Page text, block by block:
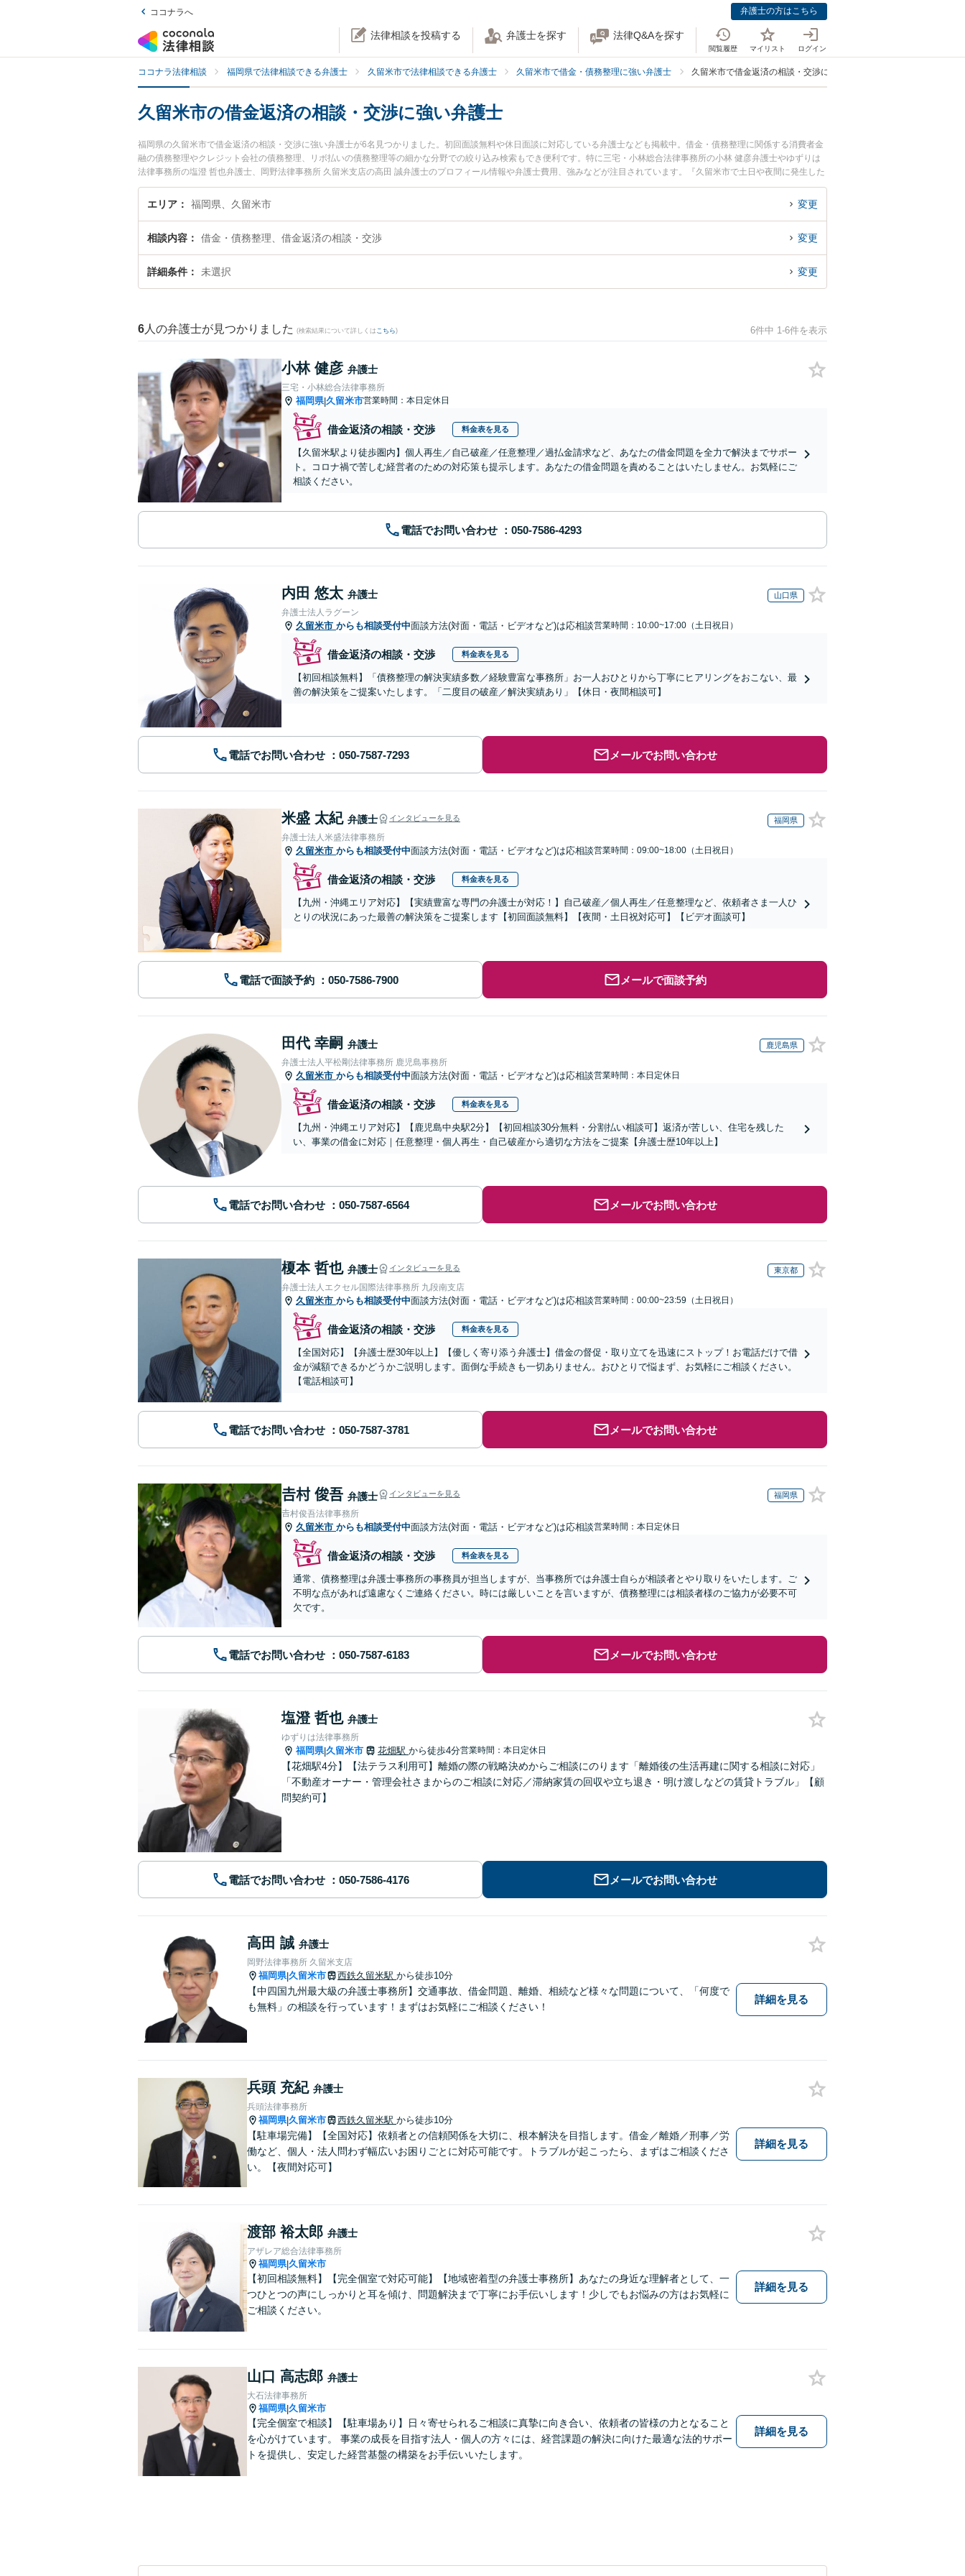
ココナラへ 弁護士の方はこちら
法律相談を投稿する 弁護士を探す 法律Q&Aを探す
閲覧履歴 マイリスト ログイン
ココナラ法律相談 福岡県で法律相談できる弁護士 久留米市で法律相談できる弁護士 久留米市で借金・債務整理に強い弁護士 久留米市で借金返済の相談・交渉に強い弁護士
久留米市の借金返済の相談・交渉に強い弁護士
福岡県の久留米市で借金返済の相談・交渉に強い弁護士が6名見つかりました。初回面談無料や休日面談に対応している弁護士なども掲載中。借金・債務整理に関係する消費者金
融の債務整理やクレジット会社の債務整理、リボ払いの債務整理等の細かな分野での絞り込み検索もでき便利です。特に三宅・小林総合法律事務所の小林 健彦弁護士やゆずりは
法律事務所の塩澄 哲也弁護士、岡野法律事務所 久留米支店の高田 誠弁護士のプロフィール情報や弁護士費用、強みなどが注目されています。『久留米市で土日や夜間に発生した
借金返済の相談・交渉のトラブルを今すぐに弁護士に相談したい』『借金返済の相談・交渉のトラブル解決の実績豊富な近くの弁護士を検索したい』『初回相談無料で借金返済の
相談・交渉を法律相談できる久留米市内の弁護士に相談予約したい』などでお困りの相談者さんにおすすめです。
エリア 福岡県、久留米市 変更
相談内容 借金・債務整理、借金返済の相談・交渉 変更
詳細条件 未選択 変更
6 人の弁護士が見つかりました (検索結果について詳しくは こちら) 6件中 1-6件を表示
小林 健彦 弁護士
三宅・小林総合法律事務所
福岡県|久留米市営業時間：本日定休日
借金返済の相談・交渉 料金表を見る
【久留米駅より徒歩圏内】個人再生／自己破産／任意整理／過払金請求など、あなたの借金問題を全力で解決までサポー
ト。コロナ禍で苦しむ経営者のための対応策も提示します。あなたの借金問題を責めることはいたしません。お気軽にご
相談ください。
電話でお問い合わせ
内田 悠太 弁護士 山口県
弁護士法人ラグーン
久留米市 からも相談受付中面談方法(対面・電話・ビデオなど)は応相談営業時間：10:00~17:00（土日祝日）
借金返済の相談・交渉 料金表を見る
【初回相談無料】「債務整理の解決実績多数／経験豊富な事務所」お一人おひとりから丁寧にヒアリングをおこない、最
善の解決策をご提案いたします。「二度目の破産／解決実績あり」【休日・夜間相談可】
電話でお問い合わせ メールでお問い合わせ
米盛 太紀 弁護士 インタビューを見る 福岡県
弁護士法人米盛法律事務所
久留米市 からも相談受付中面談方法(対面・電話・ビデオなど)は応相談営業時間：09:00~18:00（土日祝日）
借金返済の相談・交渉 料金表を見る
【九州・沖縄エリア対応】【実績豊富な専門の弁護士が対応！】自己破産／個人再生／任意整理など、依頼者さま一人ひ
とりの状況にあった最善の解決策をご提案します【初回面談無料】【夜間・土日祝対応可】【ビデオ面談可】
電話で面談予約 メールで面談予約
田代 幸嗣 弁護士 鹿児島県
弁護士法人平松剛法律事務所 鹿児島事務所
久留米市 からも相談受付中面談方法(対面・電話・ビデオなど)は応相談営業時間：本日定休日
借金返済の相談・交渉 料金表を見る
【九州・沖縄エリア対応】【鹿児島中央駅2分】【初回相談30分無料・分割払い相談可】返済が苦しい、住宅を残した
い、事業の借金に対応｜任意整理・個人再生・自己破産から適切な方法をご提案【弁護士歴10年以上】
電話でお問い合わせ メールでお問い合わせ
榎本 哲也 弁護士 インタビューを見る 東京都
弁護士法人エクセル国際法律事務所 九段南支店
久留米市 からも相談受付中面談方法(対面・電話・ビデオなど)は応相談営業時間：00:00~23:59（土日祝日）
借金返済の相談・交渉 料金表を見る
【全国対応】【弁護士歴30年以上】【優しく寄り添う弁護士】借金の督促・取り立てを迅速にストップ！お電話だけで借
金が減額できるかどうかご説明します。面倒な手続きも一切ありません。おひとりで悩まず、お気軽にご相談ください。
【電話相談可】
電話でお問い合わせ メールでお問い合わせ
𠮷村 俊吾 弁護士 インタビューを見る 福岡県
𠮷村俊吾法律事務所
久留米市 からも相談受付中面談方法(対面・電話・ビデオなど)は応相談営業時間：本日定休日
借金返済の相談・交渉 料金表を見る
通常、債務整理は弁護士事務所の事務員が担当しますが、当事務所では弁護士自らが相談者とやり取りをいたします。ご
不明な点があれば遠慮なくご連絡ください。時には厳しいことを言いますが、債務整理には相談者様のご協力が必要不可
欠です。
電話でお問い合わせ メールでお問い合わせ
塩澄 哲也 弁護士
ゆずりは法律事務所
福岡県|久留米市 花畑駅 から徒歩4分営業時間：本日定休日
【花畑駅4分】【法テラス利用可】離婚の際の戦略決めからご相談にのります「離婚後の生活再建に関する相談に対応」
「不動産オーナー・管理会社さまからのご相談に対応／滞納家賃の回収や立ち退き・明け渡しなどの賃貸トラブル」【顧
問契約可】
電話でお問い合わせ メールでお問い合わせ
高田 誠 弁護士
岡野法律事務所 久留米支店
福岡県|久留米市 西鉄久留米駅 から徒歩10分
【中四国九州最大級の弁護士事務所】交通事故、借金問題、離婚、相続など様々な問題について、「何度で
も無料」の相談を行っています！まずはお気軽にご相談ください！
詳細を見る
兵頭 充紀 弁護士
兵頭法律事務所
福岡県|久留米市 西鉄久留米駅 から徒歩10分
【駐車場完備】【全国対応】依頼者との信頼関係を大切に、根本解決を目指します。借金／離婚／刑事／労
働など、個人・法人問わず幅広いお困りごとに対応可能です。トラブルが起こったら、まずはご相談くださ
い。【夜間対応可】
詳細を見る
渡部 裕太郎 弁護士
アザレア総合法律事務所
福岡県|久留米市
【初回相談無料】【完全個室で対応可能】【地域密着型の弁護士事務所】あなたの身近な理解者として、一
つひとつの声にしっかりと耳を傾け、問題解決まで丁寧にお手伝いします！少しでもお悩みの方はお気軽に
ご相談ください。
詳細を見る
山口 高志郎 弁護士
大石法律事務所
福岡県|久留米市
【完全個室で相談】【駐車場あり】日々寄せられるご相談に真摯に向き合い、依頼者の皆様の力となること
を心がけています。 事業の成長を目指す法人・個人の方々には、経営課題の解決に向けた最適な法的サポー
トを提供し、安定した経営基盤の構築をお手伝いいたします。
詳細を見る